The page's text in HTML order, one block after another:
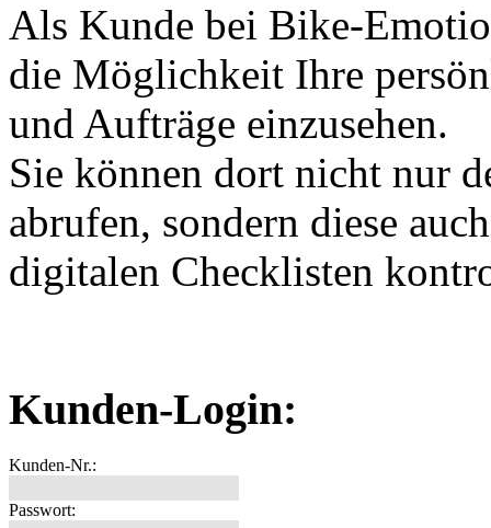
Als Kunde bei Bike-
die Möglichkeit Ihre
und Aufträge einzusehen.
Sie können dort nicht nur
abrufen, sondern diese
digitalen Checklisten
Kunden-Login:
Kunden-Nr.:
Passwort: